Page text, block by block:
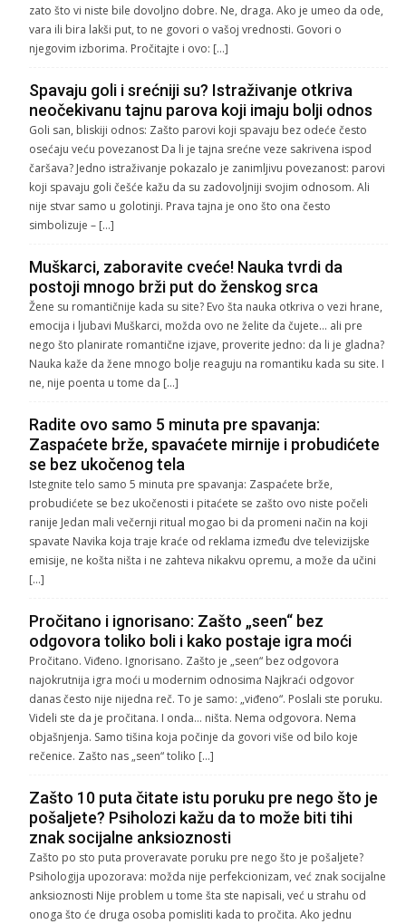
zato što vi niste bile dovoljno dobre. Ne, draga. Ako je umeo da ode,
vara ili bira lakši put, to ne govori o vašoj vrednosti. Govori o
njegovim izborima. Pročitajte i ovo: […]
Spavaju goli i srećniji su? Istraživanje otkriva
neočekivanu tajnu parova koji imaju bolji odnos
Goli san, bliskiji odnos: Zašto parovi koji spavaju bez odeće često
osećaju veću povezanost Da li je tajna srećne veze sakrivena ispod
čaršava? Jedno istraživanje pokazalo je zanimljivu povezanost: parovi
koji spavaju goli češće kažu da su zadovoljniji svojim odnosom. Ali
nije stvar samo u golotinji. Prava tajna je ono što ona često
simbolizuje – […]
Muškarci, zaboravite cveće! Nauka tvrdi da
postoji mnogo brži put do ženskog srca
Žene su romantičnije kada su site? Evo šta nauka otkriva o vezi hrane,
emocija i ljubavi Muškarci, možda ovo ne želite da čujete… ali pre
nego što planirate romantične izjave, proverite jedno: da li je gladna?
Nauka kaže da žene mnogo bolje reaguju na romantiku kada su site. I
ne, nije poenta u tome da […]
Radite ovo samo 5 minuta pre spavanja:
Zaspaćete brže, spavaćete mirnije i probudićete
se bez ukočenog tela
Istegnite telo samo 5 minuta pre spavanja: Zaspaćete brže,
probudićete se bez ukočenosti i pitaćete se zašto ovo niste počeli
ranije Jedan mali večernji ritual mogao bi da promeni način na koji
spavate Navika koja traje kraće od reklama između dve televizijske
emisije, ne košta ništa i ne zahteva nikakvu opremu, a može da učini
[…]
Pročitano i ignorisano: Zašto „seen“ bez
odgovora toliko boli i kako postaje igra moći
Pročitano. Viđeno. Ignorisano. Zašto je „seen“ bez odgovora
najokrutnija igra moći u modernim odnosima Najkraći odgovor
danas često nije nijedna reč. To je samo: „viđeno“. Poslali ste poruku.
Videli ste da je pročitana. I onda… ništa. Nema odgovora. Nema
objašnjenja. Samo tišina koja počinje da govori više od bilo koje
rečenice. Zašto nas „seen“ toliko […]
Zašto 10 puta čitate istu poruku pre nego što je
pošaljete? Psiholozi kažu da to može biti tihi
znak socijalne anksioznosti
Zašto po sto puta proveravate poruku pre nego što je pošaljete?
Psihologija upozorava: možda nije perfekcionizam, već znak socijalne
anksioznosti Nije problem u tome šta ste napisali, već u strahu od
onoga što će druga osoba pomisliti kada to pročita. Ako jednu